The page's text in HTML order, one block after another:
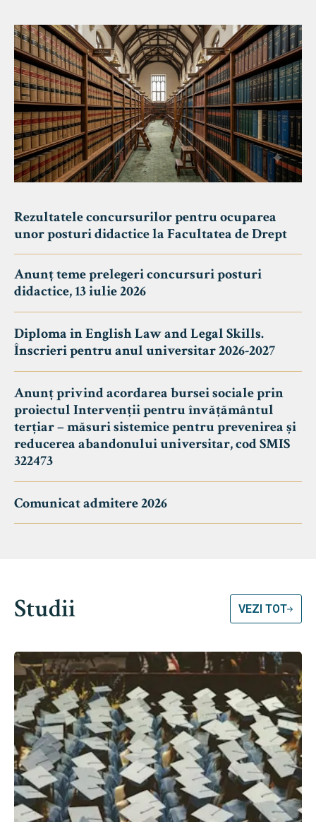
Rezultatele concursurilor pentru ocuparea
unor posturi didactice la Facultatea de Drept
Anunț teme prelegeri concursuri posturi
didactice, 13 iulie 2026
Diploma in English Law and Legal Skills.
Înscrieri pentru anul universitar 2026-2027
Anunț privind acordarea bursei sociale prin
proiectul Intervenții pentru învățământul
terțiar – măsuri sistemice pentru prevenirea și
reducerea abandonului universitar, cod SMIS
322473
Comunicat admitere 2026
Studii VEZI TOT